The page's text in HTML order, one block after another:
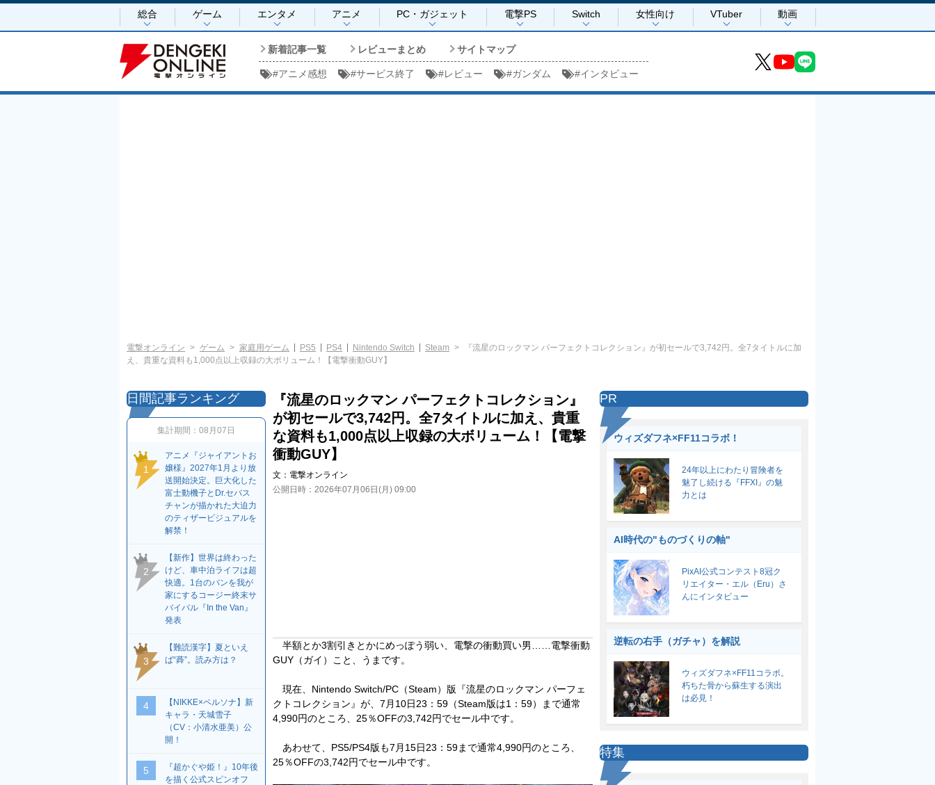
総合 ゲーム エンタメ アニメ PC・ガジェット 電撃PS Switch 女性向け VTuber 動画
新着記事一覧 レビューまとめ サイトマップ
#アニメ感想 #サービス終了 #レビュー #ガンダム #インタビュー
電撃オンライン ゲーム 家庭用ゲーム PS5 PS4 Nintendo Switch Steam
『流星のロックマン パーフェクトコレクション』が初セールで3,742円。全7タイトルに加
え、貴重な資料も1,000点以上収録の大ボリューム！【電撃衝動GUY】
『流星のロックマン パーフェクトコレクション』
が初セールで3,742円。全7タイトルに加え、貴重
な資料も1,000点以上収録の大ボリューム！【電撃
衝動GUY】
文： 電撃オンライン
公開日時： 2026年07月06日(月) 09:00
半額とか3割引きとかにめっぽう弱い、電撃の衝動買い男……電撃衝動
GUY（ガイ）こと、うまです。
現在、Nintendo Switch/PC（Steam）版『流星のロックマン パーフェ
クトコレクション』が、7月10日23：59（Steam版は1：59）まで通常
4,990円のところ、25％OFFの3,742円でセール中です。
あわせて、PS5/PS4版も7月15日23：59まで通常4,990円のところ、
25％OFFの3,742円でセール中です。
日間記事ランキング
集計期間： 08月07日
1
アニメ『ジャイアントお
嬢様』2027年1月より放
送開始決定。巨大化した
富士動機子とDr.セバス
チャンが描かれた大迫力
のティザービジュアルを
解禁！
2
【新作】世界は終わった
けど、車中泊ライフは超
快適。1台のバンを我が
家にするコージー終末サ
バイバル『In the Van』
発表
3
【難読漢字】夏といえ
ば“蕣”。読み方は？
4
【NIKKE×ペルソナ】新
キャラ・天城雪子
（CV：小清水亜美）公
開！
5
『超かぐや姫！』10年後
を描く公式スピンオフ
PR
ウィズダフネ×FF11コラボ！
24年以上にわたり冒険者を
魅了し続ける『FFXI』の魅
力とは
AI時代の"ものづくりの軸"
PixAI公式コンテスト8冠ク
リエイター・エル（Eru）さ
んにインタビュー
逆転の右手（ガチャ）を解説
ウィズダフネ×FF11コラボ。
朽ちた骨から蘇生する演出
は必見！
特集